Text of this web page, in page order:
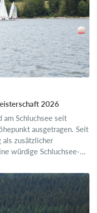
2026
am Schluchsee seit
ausgetragen. Seit
als zusätzlicher
würdige Schluchsee-...